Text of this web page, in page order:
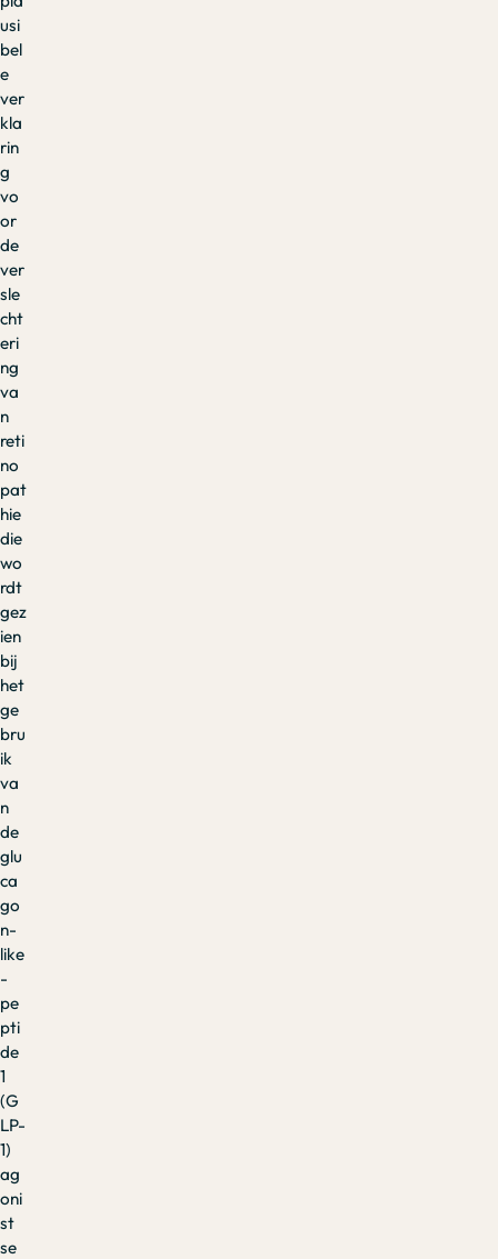
usi
bel
e
ver
kla
rin
g
vo
or
de
ver
sle
cht
eri
ng
va
n
reti
no
pat
hie
die
wo
rdt
gez
ien
bij
het
ge
bru
ik
va
n
de
glu
ca
go
n-
like
-
pe
pti
de
1
(G
LP-
1)
ag
oni
st
se